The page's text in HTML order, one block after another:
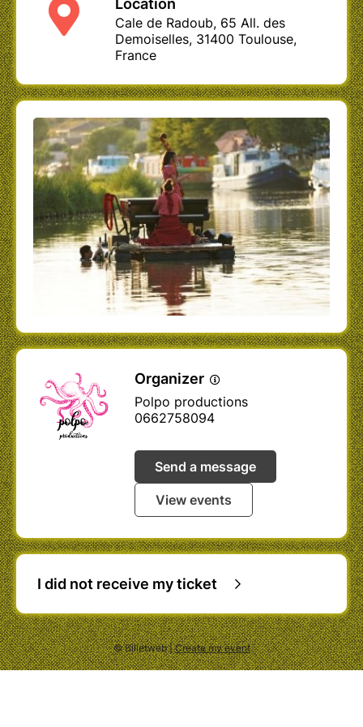
www.pianodulac.eu
Location
Cale de Radoub, 65 All. des
Demoiselles, 31400 Toulouse,
France
Organizer
Polpo productions
0662758094
Send a message
View events
I did not receive my ticket
© Billetweb |Create my event